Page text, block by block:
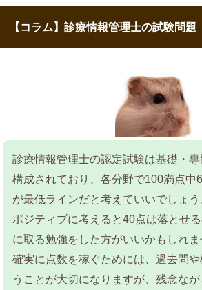
【コラム】診療情報管理士の試験問題
診療情報管理士の認定試験は基礎・
構成されており、各分野で100満点中
が最低ラインだと考えていいでしょう
ポジティブに考えると40点は落とせ
に取る勉強をした方がいいかもしれま
確実に点数を稼ぐためには、過去問
うことが大切になりますが、残念な